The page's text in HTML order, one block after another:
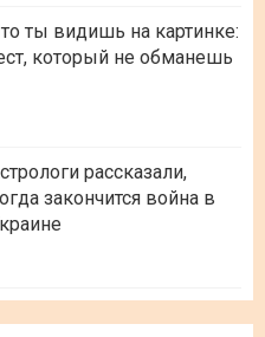
ты видишь на картинке:
который не обманешь
рассказали,
закончится война в